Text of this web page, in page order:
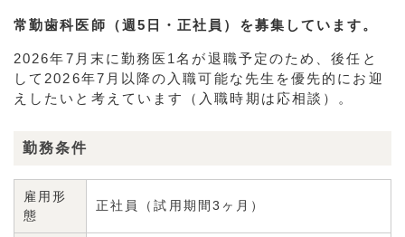
常勤歯科医師（週5日・正社員）を募集しています。
2026年7月末に勤務医1名が退職予定のため、後任と
して2026年7月以降の入職可能な先生を優先的にお迎
えしたいと考えています（入職時期は応相談）。
勤務条件
雇用形
態
正社員（試用期間3ヶ月）